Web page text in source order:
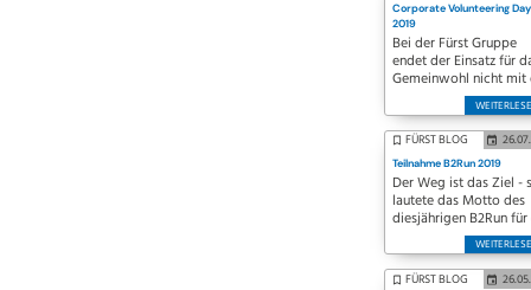
Corporate Volunteering Day
2019
Bei der Fürst Gruppe
endet der Einsatz für
Gemeinwohl nicht mit
Arbeitszeit. 21
Mitarbeiterinnen und
Mitarbeiter nutzten
Samstag am 10.
eine Freiwilligenaktion:
Die Verschönerung
Renovierung der
„Nürnberger
FÜRST BLOG
Teilnahme B2Run 2019
Der Weg ist das Ziel -
lautete das Motto des
diesjährigen B2Run
26 Läuferinnen und
der Fürst Gruppe. Bei
hochsommerlichen
FÜRST BLOG